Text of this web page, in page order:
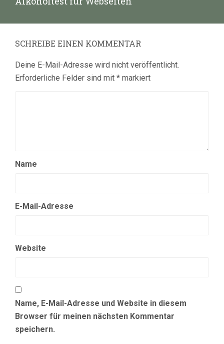
SCHREIBE EINEN KOMMENTAR
Deine E-Mail-Adresse wird nicht veröffentlicht.
Erforderliche Felder sind mit * markiert
Name
E-Mail-Adresse
Website
Name, E-Mail-Adresse und Website in diesem
Browser für meinen nächsten Kommentar
speichern.